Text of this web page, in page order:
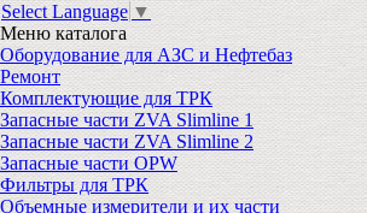
Select Language ▼
Меню каталога
Оборудование для АЗС и Нефтебаз
Ремонт
Комплектующие для ТРК
Запасные части ZVA Slimline 1
Запасные части ZVA Slimline 2
Запасные части OPW
Фильтры для ТРК
Объемные измерители и их части